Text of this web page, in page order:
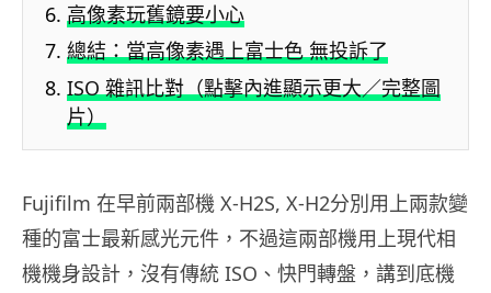
高像素玩舊鏡要小心
總結：當高像素遇上富士色 無投訴了
ISO 雜訊比對（點擊內進顯示更大／完整圖
片）
Fujifilm 在早前兩部機 X-H2S, X-H2分別用上兩款變
種的富士最新感光元件，不過這兩部機用上現代相
機機身設計，沒有傳統 ISO、快門轉盤，講到底機